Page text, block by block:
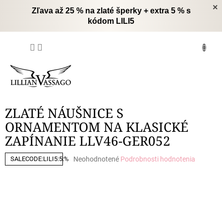
×
Zľava až 25 % na zlaté šperky + extra 5 % s
kódom LILI5
ZLATÉ NÁUŠNICE S
ORNAMENTOM NA KLASICKÉ
ZAPÍNANIE LLV46-GER052
SALECODE:LILI5:5:%
Priemerné
Neohodnotené Podrobnosti hodnotenia